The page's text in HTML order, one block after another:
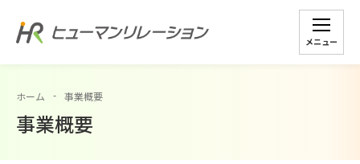
メニュー
ホーム 事業概要
事業概要